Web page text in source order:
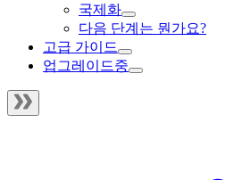
국제화
다음 단계는 뭔가요?
고급 가이드
업그레이드중